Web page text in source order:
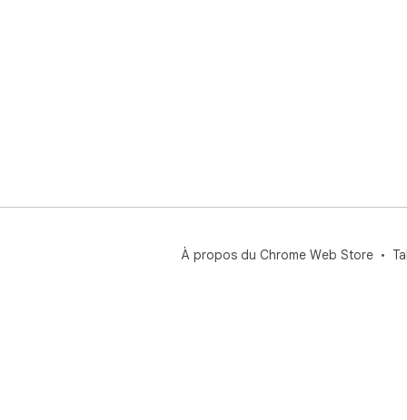
À propos du Chrome Web Store